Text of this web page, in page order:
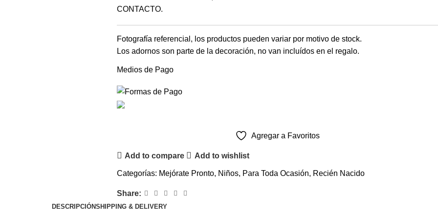
CONTACTO.
Fotografía referencial, los productos pueden variar por motivo de stock.
Los adornos son parte de la decoración, no van incluídos en el regalo.
Medios de Pago
Agregar a Favoritos
Add to compare Add to wishlist
Categorías: Mejórate Pronto, Niños, Para Toda Ocasión, Recién Nacido
Share:
DESCRIPCIÓNSHIPPING & DELIVERY